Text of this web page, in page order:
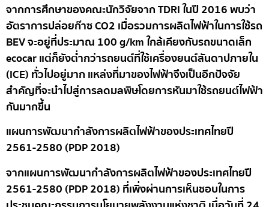
จากการศึกษาของคณะนักวิจัยจาก TDRI ในปี 2016 พบว่า
อัตราการปล่อยก๊าซ CO2 เมื่อรวมการผลิตไฟฟ้าในการใช้รถ
BEV จะอยู่ที่ประมาณ 100 g/km ใกล้เคียงกับรถขนาดเล็ก
ecocar แต่ก็ยังต่ำกว่ารถยนต์ที่ใช้เครื่องยนต์สันดาปภายใน
(ICE) ทั่วไปอยู่มาก แหล่งที่มาของไฟฟ้าจึงเป็นอีกปัจจัย
สำคัญที่จะนำไปสู่การลดมลพิษโดยการหันมาใช้รถยนต์ไฟฟ้า
กันมากขึ้น
แผนการพัฒนากำลังการผลิตไฟฟ้าของประเทศไทยปี
2561-2580 (PDP 2018)
จากแผนการพัฒนากำลังการผลิตไฟฟ้าของประเทศไทยปี
2561-2580 (PDP 2018) ที่เพิ่งผ่านการเห็นชอบในการ